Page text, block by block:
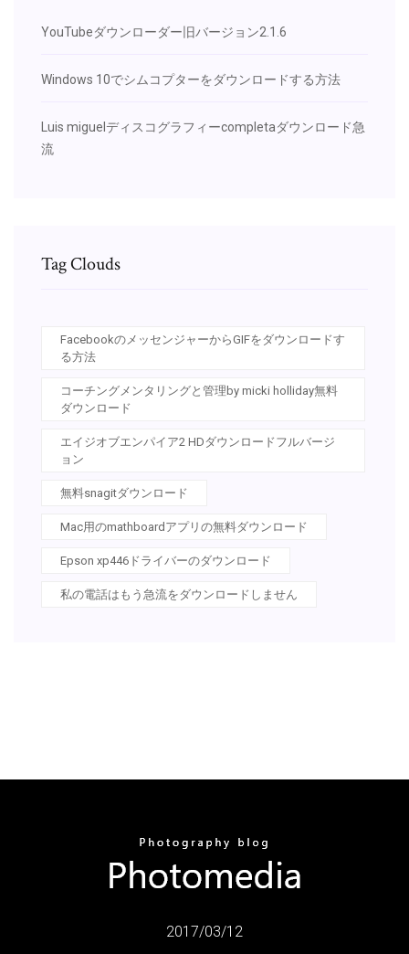
YouTubeダウンローダー旧バージョン2.1.6
Windows 10でシムコプターをダウンロードする方法
Luis miguelディスコグラフィーcompletaダウンロード急
流
Tag Clouds
FacebookのメッセンジャーからGIFをダウンロードす
る方法
コーチングメンタリングと管理by micki holliday無料
ダウンロード
エイジオブエンパイア2 HDダウンロードフルバージ
ョン
無料snagitダウンロード
Mac用のmathboardアプリの無料ダウンロード
Epson xp446ドライバーのダウンロード
私の電話はもう急流をダウンロードしません
2017/03/12